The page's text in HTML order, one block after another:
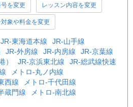
を変更 レッスン内容を変更
象や料金を変更
JR-東海道本線
JR-山手線
JR-外房線 JR-内房線
JR-京葉線
）
JR-京浜東北線
JR-総武線快速
メトロ-丸ノ内線
西線
メトロ-千代田線
蔵門線
メトロ-南北線